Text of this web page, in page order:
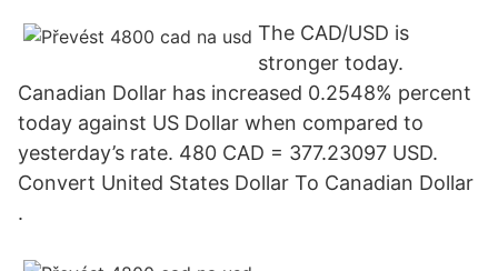
The CAD/USD is
stronger today.
Canadian Dollar has increased 0.2548% percent
today against US Dollar when compared to
yesterday’s rate. 480 CAD = 377.23097 USD.
Convert United States Dollar To Canadian Dollar
.